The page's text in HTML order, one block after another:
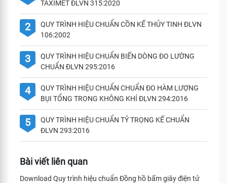
TAXIMET ĐLVN 315:2020
2
QUY TRÌNH HIỆU CHUẨN CỒN KẾ THỦY TINH ĐLVN
106:2002
3
QUY TRÌNH HIỆU CHUẨN BIẾN DÒNG ĐO LƯỜNG
CHUẨN ĐLVN 295:2016
4
QUY TRÌNH HIỆU CHUẨN CHUẨN ĐO HÀM LƯỢNG
BỤI TỔNG TRONG KHÔNG KHÍ ĐLVN 294:2016
5
QUY TRÌNH HIỆU CHUẨN TỶ TRỌNG KẾ CHUẨN
ĐLVN 293:2016
Bài viết liên quan
Download Quy trình hiệu chuẩn Đồng hồ bấm giây điện tử